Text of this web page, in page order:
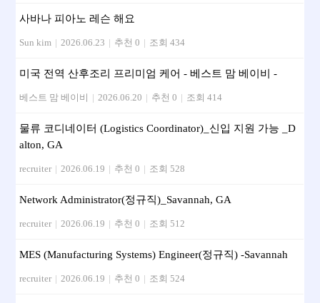
사바나 피아노 레슨 해요
Sun kim | 2026.06.23 | 추천 0 | 조회 434
미국 전역 산후조리 프리미엄 케어 - 베스트 맘 베이비 -
베스트 맘 베이비 | 2026.06.20 | 추천 0 | 조회 414
물류 코디네이터 (Logistics Coordinator)_신입 지원 가능 _D
alton, GA
recruiter | 2026.06.19 | 추천 0 | 조회 528
Network Administrator(정규직)_Savannah, GA
recruiter | 2026.06.19 | 추천 0 | 조회 512
MES (Manufacturing Systems) Engineer(정규직) -Savannah
recruiter | 2026.06.19 | 추천 0 | 조회 524